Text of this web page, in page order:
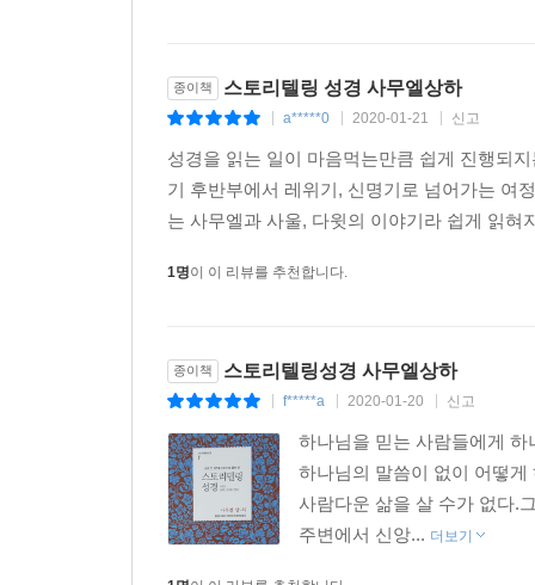
① 유튜브 무료 낭독회 : 유뷰트에 “스토리텔링성
② 무료 전자책 : 인터넷 서점(ebook)에서 “스토리
④ 네이버 오디오클립 등록 : 창세기~여호수아 판
성경에서 스토리텔링이 필요한 이유?
스토리텔링(storytelling)은 스토리(Story)와 텔링
전달하는 행위다.
2. 스토리텔링이 필요한 이유 - 왜 스토리텔링으로
이야기는 어떤 논리적 설득보다도 사람의 마음
아니라, 전달하고자 하는 정보를 쉽게 이해시
종이책 스토리텔링 성경 사무엘상하
a*****0 2020-01-21 신고
성경을 읽는 일이 마음먹는만큼 쉽게 진행되
기 후반부에서 레위기, 신명기로 넘어가는 여
는 사무엘과 사울, 다윗의 이야기라 쉽게 읽
1명이 이 리뷰를 추천합니다.
종이책 스토리텔링성경 사무엘상하
f*****a 2020-01-20 신고
하나님을 믿는 사람들에게
하나님의 말씀이 없이 어떻
사람다운 삶을 살 수가 없다.
주변에서 신앙... 더보기